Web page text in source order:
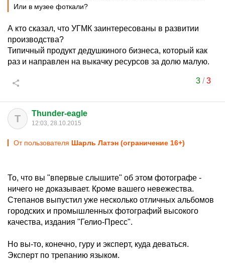
Или в музее фоткали?
А кто сказал, что УГМК заинтересованы в развитии
производства?
Типичный продукт дедушкиного бизнеса, который как
раз и направлен на выкачку ресурсов за долю малую.
3/3
T Thunder-eagle
12:03, 28.10.2015
От пользователя Шарль Латэн (ограничение 16+)
То, что вы "впервые слышите" об этом фотографе -
ничего не доказывает. Кроме вашего невежества.
Степанов выпустил уже несколько отличных альбомов
городских и промышленных фотографий высокого
качества, издания "Гелио-Пресс".
Но вы-то, конечно, гуру и эксперт, куда деваться.
Эксперт по трепанию языком.